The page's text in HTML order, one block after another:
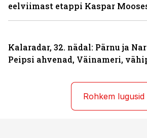
eelviimast etappi Kaspar
Kalaradar, 32. nädal: Pärnu ja
Peipsi ahvenad, Väinameri,
Rohkem lugusid